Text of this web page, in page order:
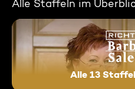
Alle Staffeln im
Alle 13